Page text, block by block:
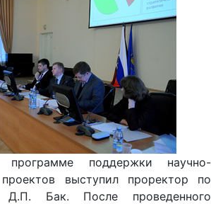
поддержки научно-
проектов выступил проректор по
Д.П. Бак. После проведенного